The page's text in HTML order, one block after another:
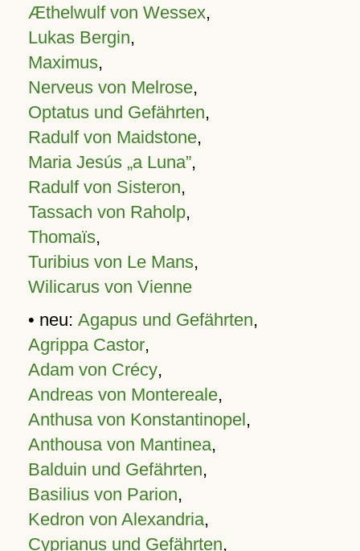
Æthelwulf von Wessex,
Lukas Bergin,
Maximus,
Nerveus von Melrose,
Optatus und Gefährten,
Radulf von Maidstone,
Maria Jesús „a Luna”,
Radulf von Sisteron,
Tassach von Raholp,
Thomaïs,
Turibius von Le Mans,
Wilicarus von Vienne
• neu: Agapus und Gefährten,
Agrippa Castor,
Adam von Crécy,
Andreas von Montereale,
Anthusa von Konstantinopel,
Anthousa von Mantinea,
Balduin und Gefährten,
Basilius von Parion,
Kedron von Alexandria,
Cyprianus und Gefährten,